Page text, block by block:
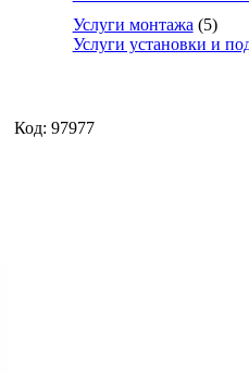
Услуги монтажа (5)
Услуги установки и
Код: 97977